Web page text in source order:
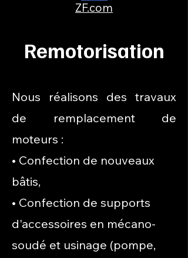
ZF.com
Remotorisation
Nous réalisons des travaux
de remplacement de
moteurs :
• Confection de nouveaux
bâtis,
• Confection de supports
d'accessoires en mécano-
soudé et usinage (pompe,